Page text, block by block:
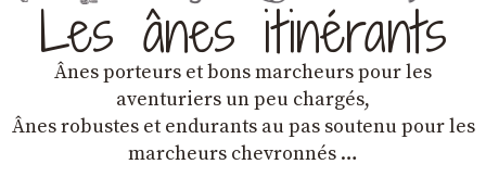
Les ânes itinérants
Ânes porteurs et bons marcheurs pour les
aventuriers un peu chargés,
Ânes robustes et endurants au pas soutenu pour les
marcheurs chevronnés …